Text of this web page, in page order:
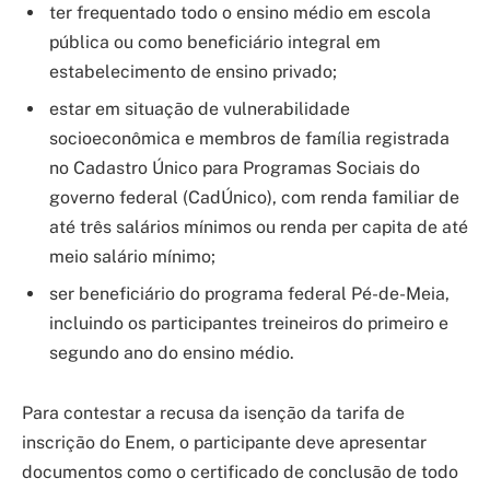
ter frequentado todo o ensino médio em escola
pública ou como beneficiário integral em
estabelecimento de ensino privado;
estar em situação de vulnerabilidade
socioeconômica e membros de família registrada
no Cadastro Único para Programas Sociais do
governo federal (CadÚnico), com renda familiar de
até três salários mínimos ou renda per capita de até
meio salário mínimo;
ser beneficiário do programa federal Pé-de-Meia,
incluindo os participantes treineiros do primeiro e
segundo ano do ensino médio.
Para contestar a recusa da isenção da tarifa de
inscrição do Enem, o participante deve apresentar
documentos como o certificado de conclusão de todo